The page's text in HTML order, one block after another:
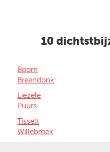
10
Boom
Breendonk
Liezele
Puurs
Tisselt
Willebroek